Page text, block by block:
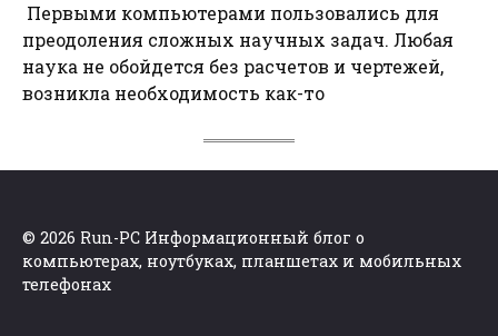
Первыми компьютерами пользовались для
преодоления сложных научных задач. Любая
наука не обойдется без расчетов и чертежей,
возникла необходимость как-то
© 2026 Run-PC Информационный блог о
компьютерах, ноутбуках, планшетах и мобильных
телефонах